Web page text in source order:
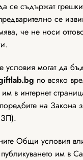
се съдържат
се
че не носи
условия могат да
.bg по всяко
в интернет
на Закона
Общи условия
им в